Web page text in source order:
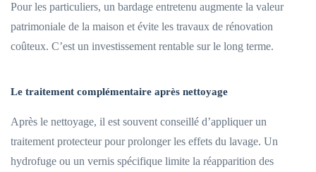
Pour les particuliers, un bardage entretenu augmente la valeur
patrimoniale de la maison et évite les travaux de rénovation
coûteux. C’est un investissement rentable sur le long terme.
Le traitement complémentaire après nettoyage
Après le nettoyage, il est souvent conseillé d’appliquer un
traitement protecteur pour prolonger les effets du lavage. Un
hydrofuge ou un vernis spécifique limite la réapparition des